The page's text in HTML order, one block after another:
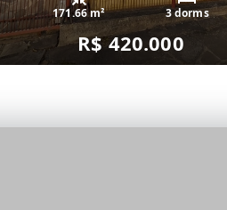
171.66 m² 3 dorms
R$ 420.000